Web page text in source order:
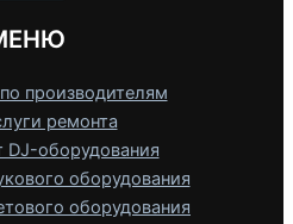
производителям
ремонта
DJ-оборудования
оборудования
оборудования